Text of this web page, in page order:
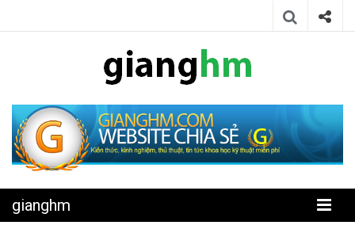
gianghm
kỹ thuật miễn phí
gianghm